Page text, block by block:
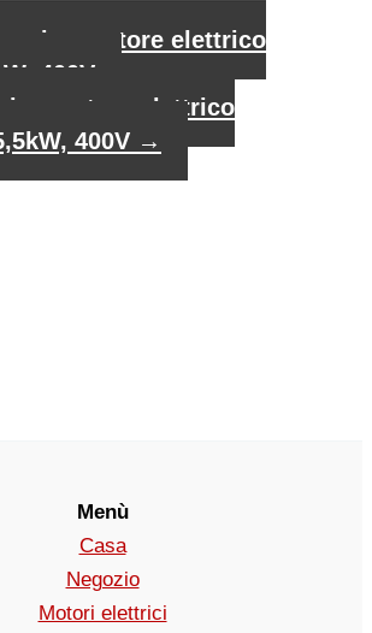
motore elettrico
400V
motore elettrico
400V →
Menù
Casa
Negozio
Motori elettrici